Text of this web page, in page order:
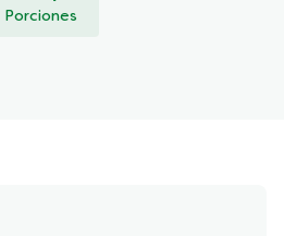
Porciones